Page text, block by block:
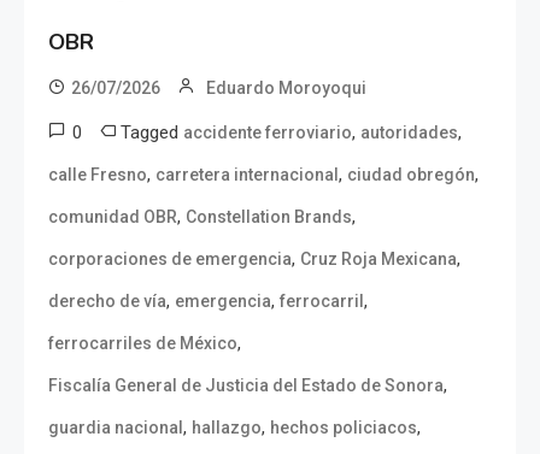
OBR
26/07/2026 Eduardo Moroyoqui
0 Tagged accidente ferroviario, autoridades,
calle Fresno, carretera internacional , ciudad obregón,
comunidad OBR, Constellation Brands,
corporaciones de emergencia, Cruz Roja Mexicana,
derecho de vía, emergencia, ferrocarril ,
ferrocarriles de México,
Fiscalía General de Justicia del Estado de Sonora,
guardia nacional , hallazgo, hechos policiacos,